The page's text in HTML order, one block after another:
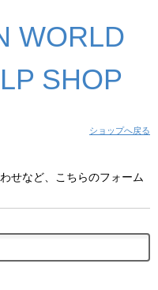
WORLD
SHOP
ショップへ戻る
せなど、こちらのフォーム